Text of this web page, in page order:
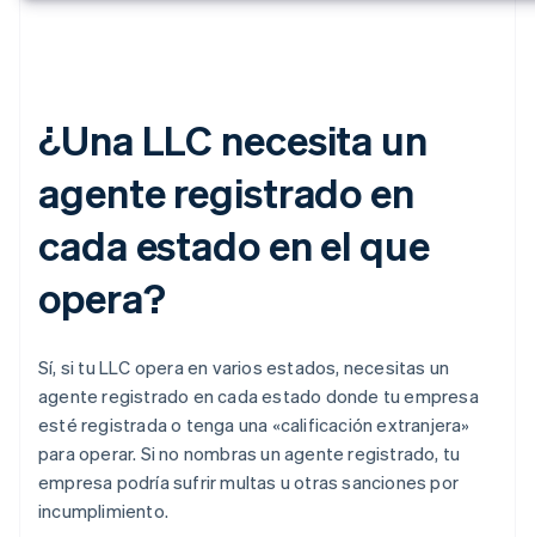
¿Una LLC necesita un
agente registrado en
cada estado en el que
opera?
Sí, si tu LLC opera en varios estados, necesitas un
agente registrado en cada estado donde tu empresa
esté registrada o tenga una «calificación extranjera»
para operar. Si no nombras un agente registrado, tu
empresa podría sufrir multas u otras sanciones por
incumplimiento.